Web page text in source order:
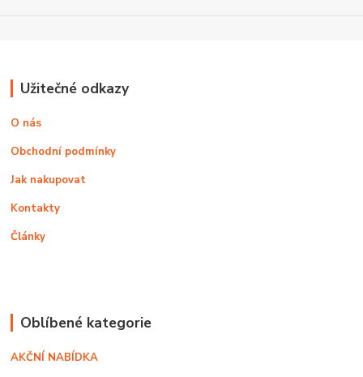
Užitečné odkazy
O nás
Obchodní podmínky
Jak nakupovat
Kontakty
Články
Oblíbené kategorie
AKČNÍ NABÍDKA